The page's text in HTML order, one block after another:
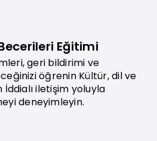
Eğitimi
geri bildirimi ve
öğrenin Kültür, dil ve
İddialı iletişim yoluyla
deneyimleyin.